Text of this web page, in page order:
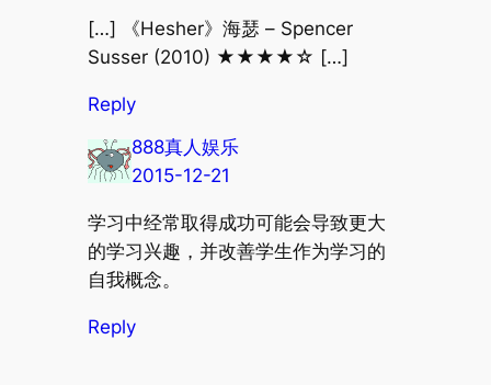
[…] 《Hesher》海瑟 – Spencer
Susser (2010) ★★★★☆ […]
Reply
888真人娱乐
2015-12-21
学习中经常取得成功可能会导致更大
的学习兴趣，并改善学生作为学习的
自我概念。
Reply